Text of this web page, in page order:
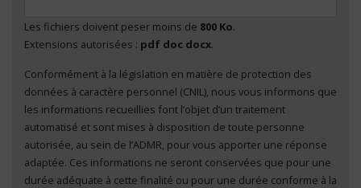
Les fichiers doivent peser moins de 800 Ko.
Extensions autorisées : pdf doc docx.
En cliquant sur "Envoyer", je consens au traitement
de mes données à caractère personnel *
Conformément à la législation en matière de protection des
données à caractère personnel (CNIL), nous vous informons que
les informations recueillies font l’objet d’un traitement
automatisé et sont mises à disposition de toute personne
autorisée, au sein de l’ADMR, pour vous apporter une réponse
adaptée. Ces informations ne seront conservées que pour une
durée adéquate à cette finalité ou pour une durée conforme à la